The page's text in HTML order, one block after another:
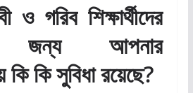
ও গরিব শিক্ষার্থীদের
জন্য আপনার
কি কি সুবিধা রয়েছে?